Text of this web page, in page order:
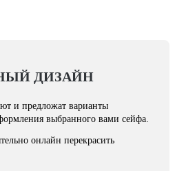
ДИЗАЙН
и предложат варианты
выбранного вами сейфа.
онлайн перекрасить